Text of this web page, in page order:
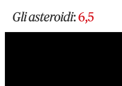
Gli asteroidi:6,5